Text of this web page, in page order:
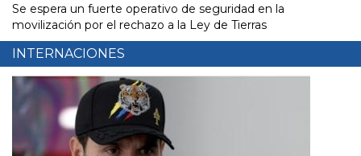
Se espera un fuerte operativo de seguridad en la
movilización por el rechazo a la Ley de Tierras
INTERNACIONES